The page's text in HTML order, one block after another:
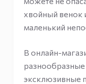
хвойный венок
маленький
В онлайн-
эксклюзивные